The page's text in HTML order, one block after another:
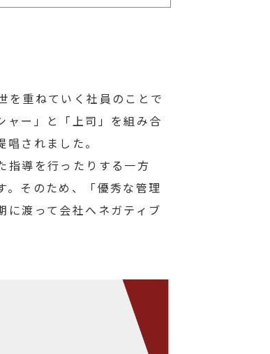
を重ねていく社員のことで
ャー」と「上司」を組み合
されました。
指導を行ったりする一方
。そのため、「優秀な管理
に渡って会社へネガティブ